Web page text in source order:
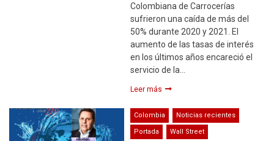
Colombiana de Carrocerías
sufrieron una caída de más del
50% durante 2020 y 2021. El
aumento de las tasas de interés
en los últimos años encareció el
servicio de la…
Leer más
Colombia Noticias recientes
Portada Wall Street